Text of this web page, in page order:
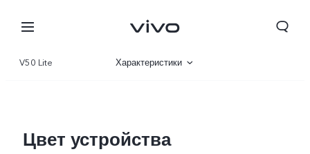
V50 Lite Характеристики
Цвет устройства